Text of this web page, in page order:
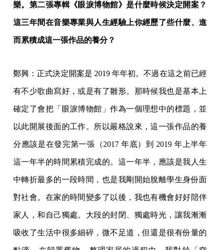
樂。第二張專輯《眼淚博物館》是什麼時候決定開案？
這三年間在音樂專業與人生經驗上你經歷了些什麼、進
而累積成這一張作品的養分？
鄭興：正式決定開案是 2019 年年初。不過在這之前已經
有不少歌曲寫好，或是有了雛形。那時候我也是基本上
確定了會把「眼淚博物館」作為一個理想中的標題，並
以此開展後面的工作。所以嚴格說來，這一張作品的養
分應該是在發完第一張（2017 年底）到 2019 年上半年
這一年半的時間累積完成的。這一年半，應該是我人生
中轉折最多的一段時間，也是我剛開始脫離學生身份面
對社會。在家的時間變多了以後，我也有機會好好陪伴
家人，和自己獨處。大段的封閉、獨處時光，讓我漸漸
吸收了生活中很多細碎，微不足道，但還是很有份量的